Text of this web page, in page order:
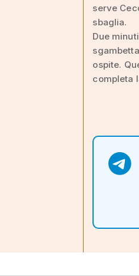
serve
sbaglia.
Due
ospite.
completa